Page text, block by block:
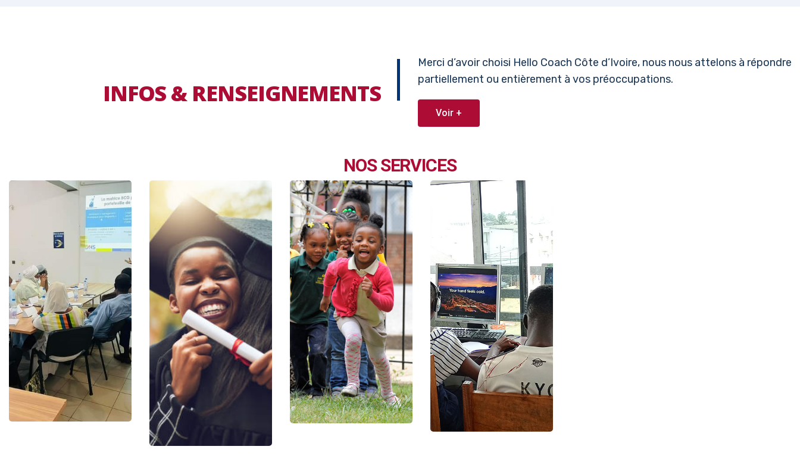
INFOS & RENSEIGNEMENTS
Merci d’avoir choisi Hello Coach Côte d’Ivoire, nous nous attelons à répondre
partiellement ou entièrement à vos préoccupations.
Voir +
NOS SERVICES